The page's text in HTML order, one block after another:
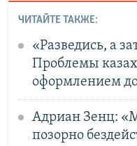
ЧИТАЙТЕ ТАКЖЕ:
«Разведись, а
Проблемы
оформлением
Адриан Зенц:
позорно